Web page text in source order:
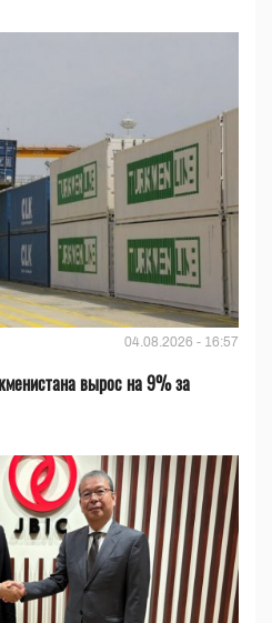
04.08.2026 - 16:57
вырос на 9% за